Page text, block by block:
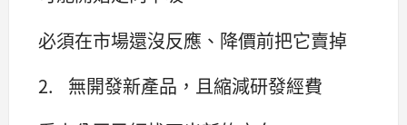
必須在市場還沒反應、降價前把它賣掉
2. 無開發新產品，且縮減研發經費